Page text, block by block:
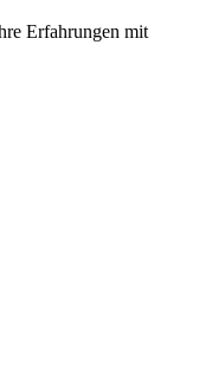
Erfahrungen mit